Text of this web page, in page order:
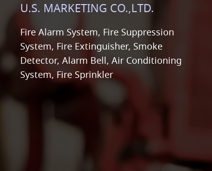
U.S. MARKETING CO.,LTD.
Fire Alarm System, Fire Suppression
System, Fire Extinguisher, Smoke
Detector, Alarm Bell, Air Conditioning
System, Fire Sprinkler